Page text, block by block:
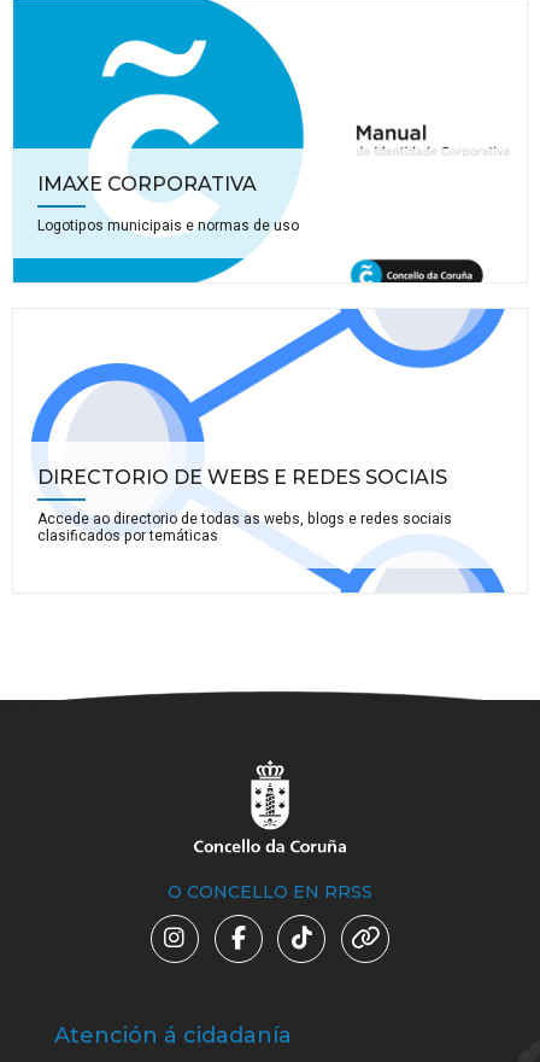
IMAXE CORPORATIVA
Logotipos municipais e normas de uso
DIRECTORIO DE WEBS E REDES SOCIAIS
Accede ao directorio de todas as webs, blogs e redes sociais
clasificados por temáticas
O CONCELLO EN RRSS
Atención á cidadanía